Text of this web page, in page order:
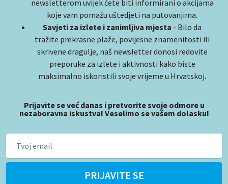
newsletterom uvijek ćete biti informirani o akcijama
koje vam pomažu uštedjeti na putovanjima.
Savjeti za izlete i zanimljiva mjesta - Bilo da
tražite prekrasne plaže, povijesne znamenitosti ili
skrivene dragulje, naš newsletter donosi redovite
preporuke za izlete i aktivnosti kako biste
maksimalno iskoristili svoje vrijeme u Hrvatskoj.
Prijavite se već danas i pretvorite svoje odmore u
nezaboravna iskustva! Veselimo se vašem dolasku!
PRIJAVITE SE